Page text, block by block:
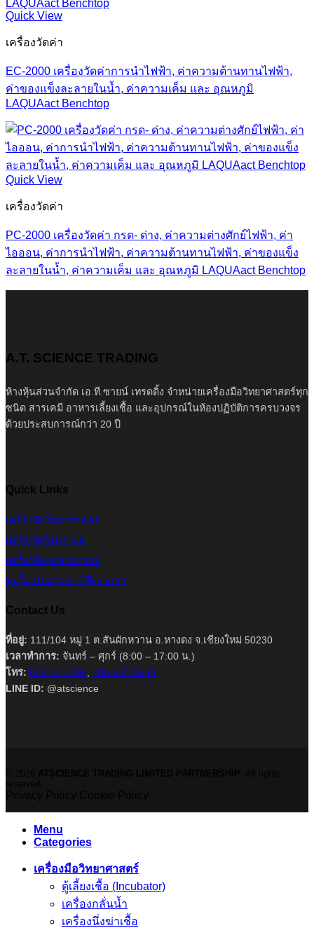
Quick View
เครื่องวัดค่า
EC-2000 เครื่องวัดค่าการนำไฟฟ้า, ค่าความต้านทานไฟฟ้า,
ค่าของแข็งละลายในน้ำ, ค่าความเค็ม และ อุณหภูมิ
LAQUAact Benchtop
Quick View
เครื่องวัดค่า
PC-2000 เครื่องวัดค่า กรด- ด่าง, ค่าความต่างศักย์ไฟฟ้า, ค่า
ไอออน, ค่าการนำไฟฟ้า, ค่าความต้านทานไฟฟ้า, ค่าของแข็ง
ละลายในน้ำ, ค่าความเค็ม และ อุณหภูมิ LAQUAact Benchtop
A.T. SCIENCE TRADING
ห้างหุ้นส่วนจำกัด เอ.ที.ซายน์ เทรดดิ้ง จำหน่ายเครื่องมือวิทยาศาสตร์ทุก
ชนิด สารเคมี อาหารเลี้ยงเชื้อ และอุปกรณ์ในห้องปฏิบัติการครบวงจร
ด้วยประสบการณ์กว่า 20 ปี
Quick Links
เครื่องมือวิทยาศาสตร์
เครื่องมือวิเคราะห์
เครื่องมืออุตสาหกรรม
ขอใบเสนอราคา / ติดต่อเรา
Contact Us
ที่อยู่: 111/104 หมู่ 1 ต.สันผักหวาน อ.หางดง จ.เชียงใหม่ 50230
เวลาทำการ: จันทร์ – ศุกร์ (8:00 – 17:00 น.)
โทร: 053-441-794 086-654-5653
LINE ID: @atscience
Menu
Categories
เครื่องมือวิทยาศาสตร์
ตู้เลี้ยงเชื้อ (Incubator)
เครื่องกลั่นน้ำ
เครื่องนึ่งฆ่าเชื้อ